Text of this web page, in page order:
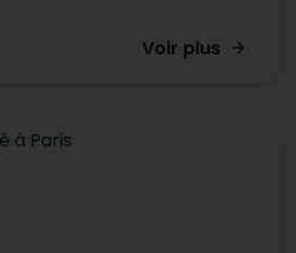
Voir plus